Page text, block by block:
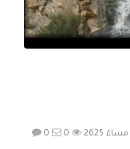
0 0 2625